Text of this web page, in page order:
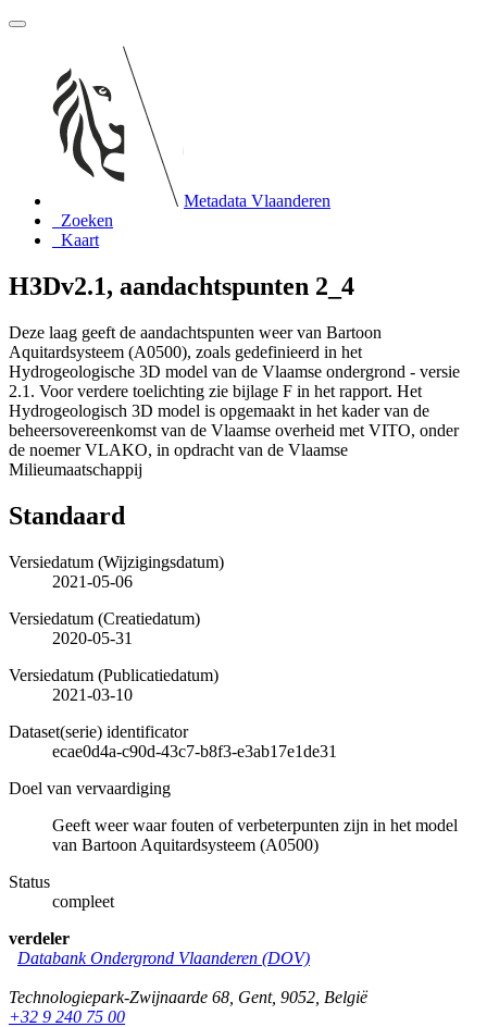
Metadata Vlaanderen
Zoeken
Kaart
H3Dv2.1, aandachtspunten 2_4
Deze laag geeft de aandachtspunten weer van Bartoon
Aquitardsysteem (A0500), zoals gedefinieerd in het
Hydrogeologische 3D model van de Vlaamse ondergrond - versie
2.1. Voor verdere toelichting zie bijlage F in het rapport. Het
Hydrogeologisch 3D model is opgemaakt in het kader van de
beheersovereenkomst van de Vlaamse overheid met VITO, onder
de noemer VLAKO, in opdracht van de Vlaamse
Milieumaatschappij
Standaard
Versiedatum (Wijzigingsdatum)
2021-05-06
Versiedatum (Creatiedatum)
2020-05-31
Versiedatum (Publicatiedatum)
2021-03-10
Dataset(serie) identificator
ecae0d4a-c90d-43c7-b8f3-e3ab17e1de31
Doel van vervaardiging
Geeft weer waar fouten of verbeterpunten zijn in het model
van Bartoon Aquitardsysteem (A0500)
Status
compleet
verdeler
Databank Ondergrond Vlaanderen (DOV)
Technologiepark-Zwijnaarde 68 Gent, 9052 België
+32 9 240 75 00